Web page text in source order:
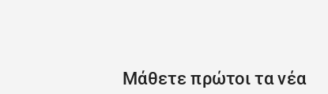
Μάθετε πρώτοι τα νέα